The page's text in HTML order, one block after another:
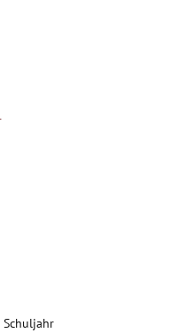
Spielgeschichte. So
Publikum aufgeführt
Musik untermalt.
die Projektgruppe
und Bildprojektoren
werden die Kinder
Kind ein fotografisches
Fotografien werden auf
einer Idee, einem
und witzige
Schuljahr